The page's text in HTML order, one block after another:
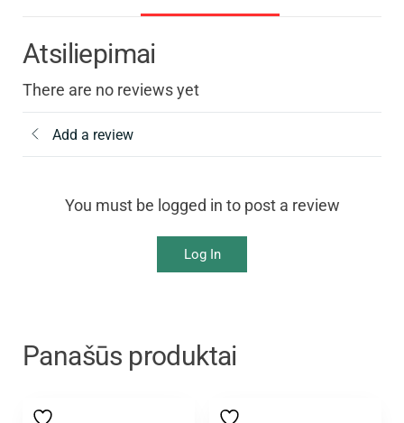
Atsiliepimai
There are no reviews yet
Add a review
You must be logged in to post a review
Log In
Panašūs produktai